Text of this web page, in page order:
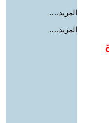
المزيد.....
المزيد.....